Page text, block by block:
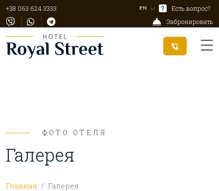
+38 063 624 3333 ?
Есть вопрос?
Забронировать
ФОТО ОТЕЛЯ
Галерея
Главная Галерея